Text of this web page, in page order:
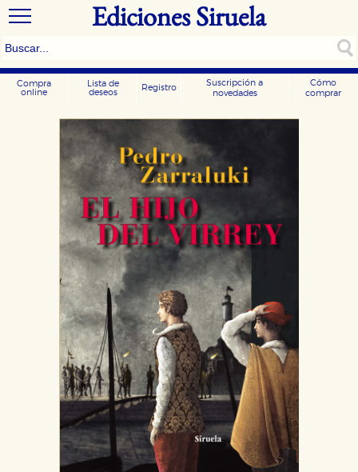
Ediciones Siruela
Compra
online
Lista de
deseos
Registro
Suscripción a
novedades
Cómo
comprar